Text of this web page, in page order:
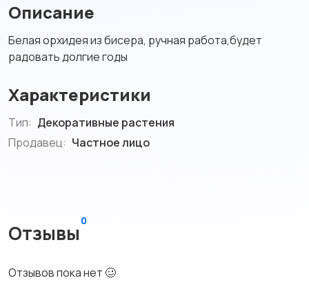
Описание
Белая орхидея из бисера, ручная работа,будет
радовать долгие годы
Характеристики
Тип: Декоративные растения
Продавец: Частное лицо
Отзывы
0
Отзывов пока нет 🥴